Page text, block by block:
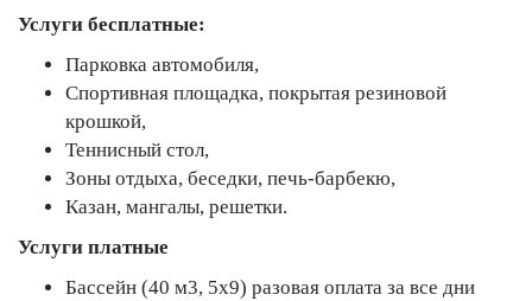
Услуги бесплатные:
Парковка автомобиля,
Спортивная площадка, покрытая резиновой
крошкой,
Теннисный стол,
Зоны отдыха, беседки, печь-барбекю,
Казан, мангалы, решетки.
Услуги платные
Бассейн (40 м3, 5х9) разовая оплата за все дни